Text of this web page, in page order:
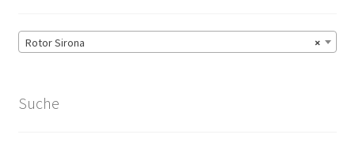
×
Rotor Sirona
Suche